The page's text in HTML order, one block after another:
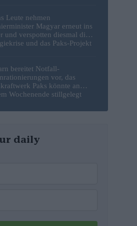
Leute nehmen
Magyar erneut ins
und verspotten diesmal die
und das Paks-Projekt
bereitet Notfall-
vor, das
Paks könnte an
Wochenende stillgelegt
daily